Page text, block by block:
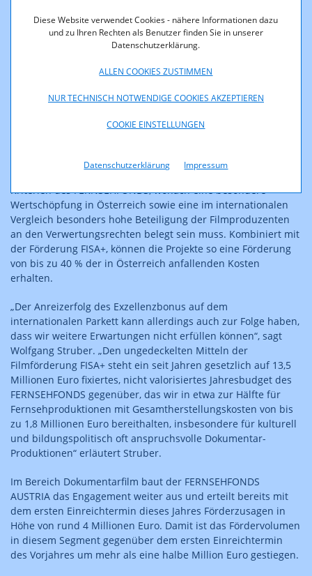
Diese Website verwendet Cookies - nähere Informationen dazu
und zu Ihren Rechten als Benutzer finden Sie in unserer
Datenschutzerklärung.
ALLEN COOKIES ZUSTIMMEN
NUR TECHNISCH NOTWENDIGE COOKIES AKZEPTIEREN
COOKIE EINSTELLUNGEN
Datenschutzerklärung Impressum
Verteilung der Fördermittel auf Exzellenzbonus und
Kombination mit der beim Wirtschaftsministerium
Produktionen mit bis zu 10 % der in Österreich investierten
Kriterien des FERNSEHFONDS, wonach eine besondere
Wertschöpfung in Österreich sowie eine im internationalen
Vergleich besonders hohe Beteiligung der Filmproduzenten
an den Verwertungsrechten belegt sein muss. Kombiniert mit
der Förderung FISA+, können die Projekte so eine Förderung
von bis zu 40 % der in Österreich anfallenden Kosten
erhalten.
„Der Anreizerfolg des Exzellenzbonus auf dem
internationalen Parkett kann allerdings auch zur Folge haben,
dass wir weitere Erwartungen nicht erfüllen können“, sagt
Wolfgang Struber. „Den ungedeckelten Mitteln der
Filmförderung FISA+ steht ein seit Jahren gesetzlich auf 13,5
Millionen Euro fixiertes, nicht valorisiertes Jahresbudget des
FERNSEHFONDS gegenüber, das wir in etwa zur Hälfte für
Fernsehproduktionen mit Gesamtherstellungskosten von bis
zu 1,8 Millionen Euro bereithalten, insbesondere für kulturell
und bildungspolitisch oft anspruchsvolle Dokumentar-
Produktionen“ erläutert Struber.
Im Bereich Dokumentarfilm baut der FERNSEHFONDS
AUSTRIA das Engagement weiter aus und erteilt bereits mit
dem ersten Einreichtermin dieses Jahres Förderzusagen in
Höhe von rund 4 Millionen Euro. Damit ist das Fördervolumen
in diesem Segment gegenüber dem ersten Einreichtermin
des Vorjahres um mehr als eine halbe Million Euro gestiegen.